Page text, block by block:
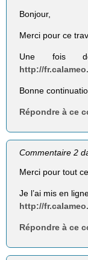
Bonjour,
Merci pour ce
Une fois
http://
Bonne
Répondre à ce
Commentaire 2
Merci pour tout
Je l’ai mis en
http://
Répondre à ce